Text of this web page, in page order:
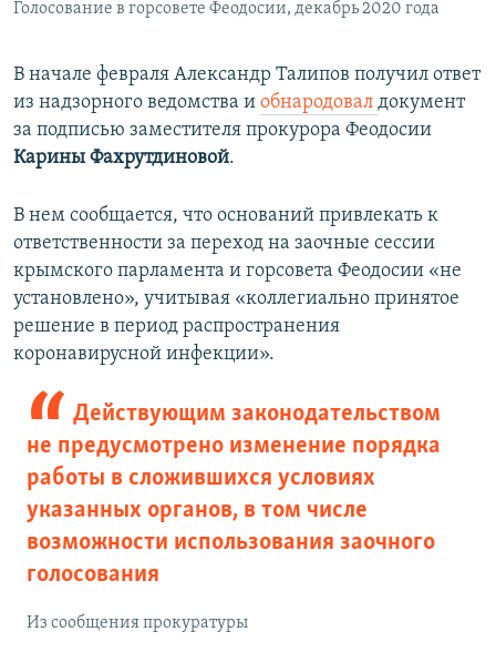
Голосование в горсовете Феодосии, декабрь 2020 года
В начале февраля Александр Талипов получил ответ
из надзорного ведомства и обнародовал документ
за подписью заместителя прокурора Феодосии
Карины Фахрутдиновой.
В нем сообщается, что оснований привлекать к
ответственности за переход на заочные сессии
крымского парламента и горсовета Феодосии «не
установлено», учитывая «коллегиально принятое
решение в период распространения
коронавирусной инфекции».
Действующим законодательством
не предусмотрено изменение порядка
работы в сложившихся условиях
указанных органов, в том числе
возможности использования заочного
голосования
Из сообщения прокуратуры